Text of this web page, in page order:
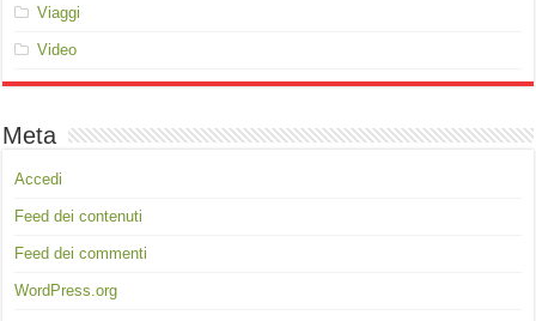
Viaggi
Video
Meta
Accedi
Feed dei contenuti
Feed dei commenti
WordPress.org